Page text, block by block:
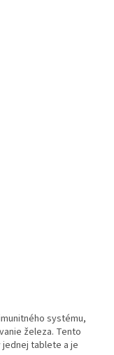
systému,
železa. Tento
jednej tablete a je